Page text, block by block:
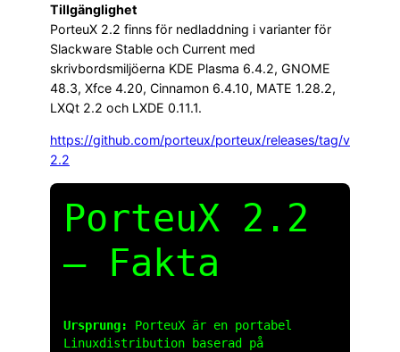
Tillgänglighet
PorteuX 2.2 finns för nedladdning i varianter för
Slackware Stable och Current med
skrivbordsmiljöerna KDE Plasma 6.4.2, GNOME
48.3, Xfce 4.20, Cinnamon 6.4.10, MATE 1.28.2,
LXQt 2.2 och LXDE 0.11.1.
https://github.com/porteux/porteux/releases/tag/v
2.2
PorteuX 2.2
– Fakta
Ursprung:
PorteuX är en portabel
Linuxdistribution baserad på